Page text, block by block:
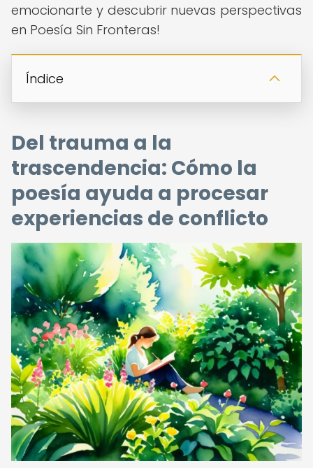
emocionarte y descubrir nuevas perspectivas
en Poesía Sin Fronteras!
Índice
Del trauma a la
trascendencia: Cómo la
poesía ayuda a procesar
experiencias de conflicto